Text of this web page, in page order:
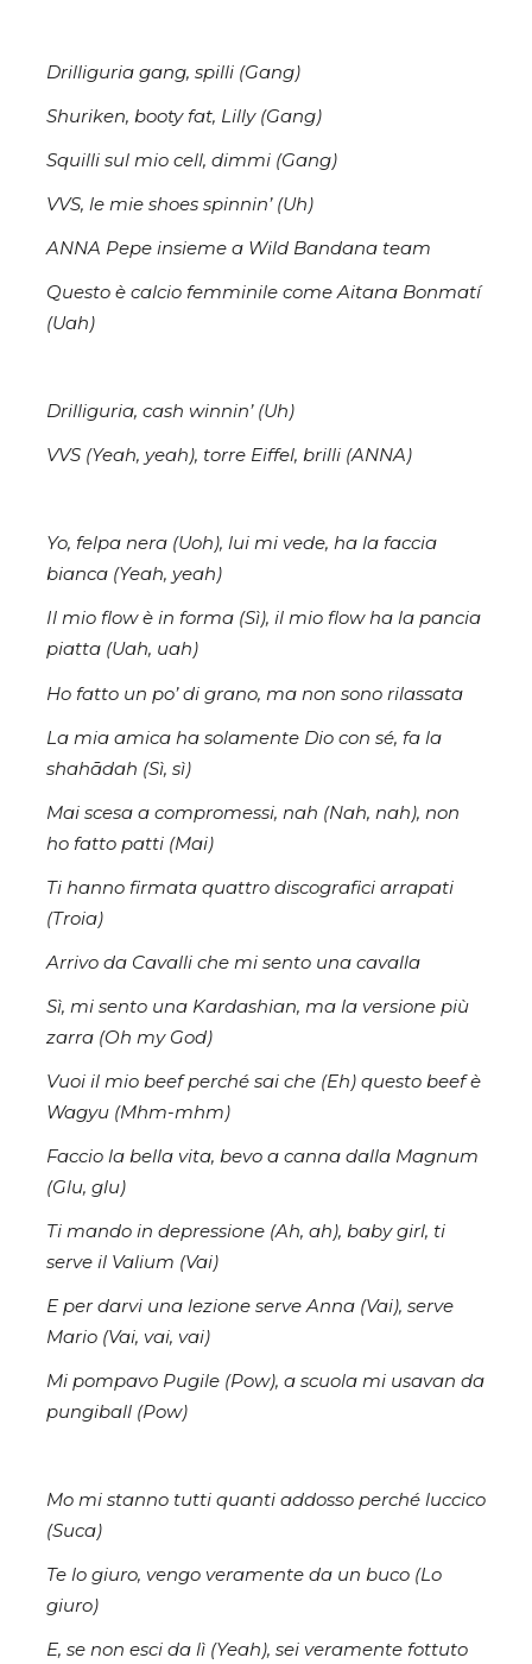
Drilliguria gang, spilli (Gang)
Shuriken, booty fat, Lilly (Gang)
Squilli sul mio cell, dimmi (Gang)
VVS, le mie shoes spinnin’ (Uh)
ANNA Pepe insieme a Wild Bandana team
Questo è calcio femminile come Aitana Bonmatí
(Uah)
Drilliguria, cash winnin’ (Uh)
VVS (Yeah, yeah), torre Eiffel, brilli (ANNA)
Yo, felpa nera (Uoh), lui mi vede, ha la faccia
bianca (Yeah, yeah)
Il mio flow è in forma (Sì), il mio flow ha la pancia
piatta (Uah, uah)
Ho fatto un po’ di grano, ma non sono rilassata
La mia amica ha solamente Dio con sé, fa la
shahādah (Sì, sì)
Mai scesa a compromessi, nah (Nah, nah), non
ho fatto patti (Mai)
Ti hanno firmata quattro discografici arrapati
(Troia)
Arrivo da Cavalli che mi sento una cavalla
Sì, mi sento una Kardashian, ma la versione più
zarra (Oh my God)
Vuoi il mio beef perché sai che (Eh) questo beef è
Wagyu (Mhm-mhm)
Faccio la bella vita, bevo a canna dalla Magnum
(Glu, glu)
Ti mando in depressione (Ah, ah), baby girl, ti
serve il Valium (Vai)
E per darvi una lezione serve Anna (Vai), serve
Mario (Vai, vai, vai)
Mi pompavo Pugile (Pow), a scuola mi usavan da
pungiball (Pow)
Mo mi stanno tutti quanti addosso perché luccico
(Suca)
Te lo giuro, vengo veramente da un buco (Lo
giuro)
E, se non esci da lì (Yeah), sei veramente fottuto